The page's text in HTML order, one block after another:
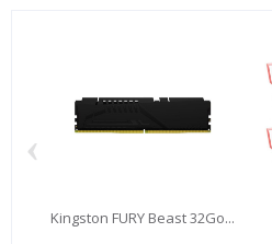
Kingston FURY Beast 32Go...
‹